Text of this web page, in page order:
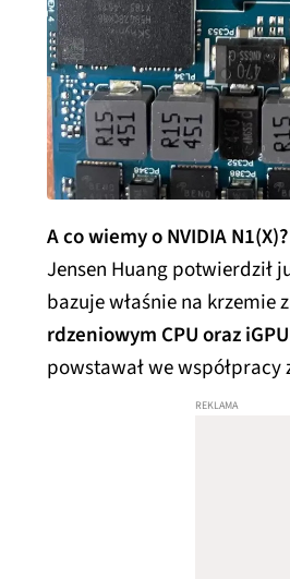
A co wiemy o NVIDIA
Jensen Huang potwierdził
bazuje właśnie na krzemie
rdzeniowym CPU oraz
powstawał we